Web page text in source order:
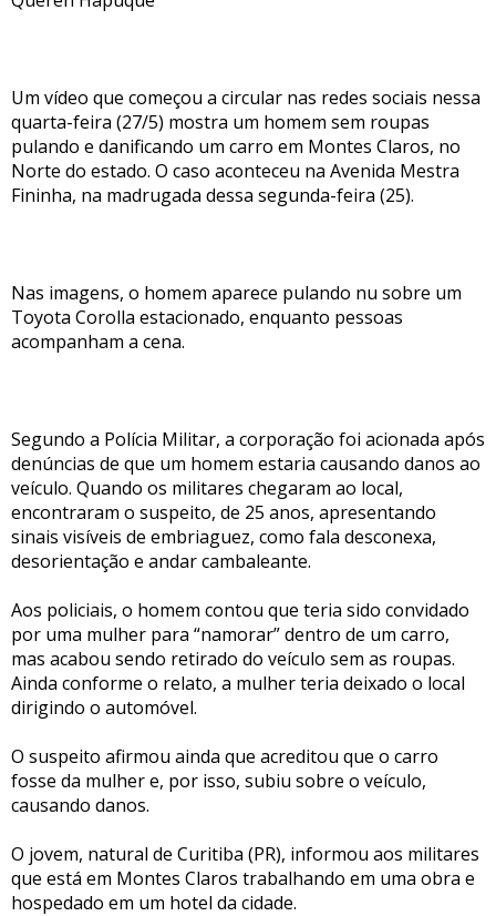
Um vídeo que começou a circular nas redes sociais nessa
quarta-feira (27/5) mostra um homem sem roupas
pulando e danificando um carro em Montes Claros, no
Norte do estado. O caso aconteceu na Avenida Mestra
Fininha, na madrugada dessa segunda-feira (25).
Nas imagens, o homem aparece pulando nu sobre um
Toyota Corolla estacionado, enquanto pessoas
acompanham a cena.
Segundo a Polícia Militar, a corporação foi acionada após
denúncias de que um homem estaria causando danos ao
veículo. Quando os militares chegaram ao local,
encontraram o suspeito, de 25 anos, apresentando
sinais visíveis de embriaguez, como fala desconexa,
desorientação e andar cambaleante.
Aos policiais, o homem contou que teria sido convidado
por uma mulher para “namorar” dentro de um carro,
mas acabou sendo retirado do veículo sem as roupas.
Ainda conforme o relato, a mulher teria deixado o local
dirigindo o automóvel.
O suspeito afirmou ainda que acreditou que o carro
fosse da mulher e, por isso, subiu sobre o veículo,
causando danos.
O jovem, natural de Curitiba (PR), informou aos militares
que está em Montes Claros trabalhando em uma obra e
hospedado em um hotel da cidade.